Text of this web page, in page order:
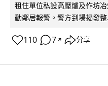
租住單位私設高壓爐及作坊
動鄰居報警。警方到場揭發
110 7 ↗ 分享